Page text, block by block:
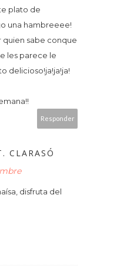
plato de
una hambreeee!
quien sabe conque
les parece le
delicioso!ja!ja!ja!
Responder
CLARASÓ
disfruta del